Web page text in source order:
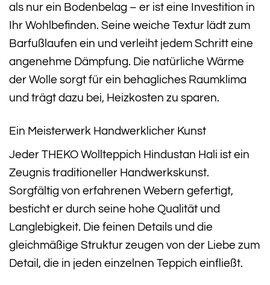
als nur ein Bodenbelag – er ist eine Investition in
Ihr Wohlbefinden. Seine weiche Textur lädt zum
Barfußlaufen ein und verleiht jedem Schritt eine
angenehme Dämpfung. Die natürliche Wärme
der Wolle sorgt für ein behagliches Raumklima
und trägt dazu bei, Heizkosten zu sparen.
Ein Meisterwerk Handwerklicher Kunst
Jeder THEKO Wollteppich Hindustan Hali ist ein
Zeugnis traditioneller Handwerkskunst.
Sorgfältig von erfahrenen Webern gefertigt,
besticht er durch seine hohe Qualität und
Langlebigkeit. Die feinen Details und die
gleichmäßige Struktur zeugen von der Liebe zum
Detail, die in jeden einzelnen Teppich einfließt.